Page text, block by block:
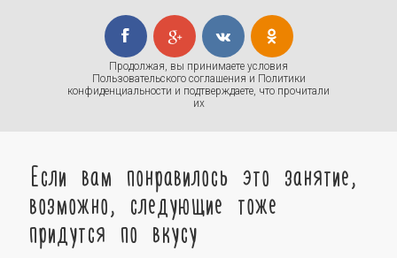
Продолжая, вы принимаете условия
Пользовательского соглашения и Политики
конфиденциальности и подтверждаете, что прочитали
их
Если вам понравилось это занятие,
возможно, следующие тоже
придутся по вкусу